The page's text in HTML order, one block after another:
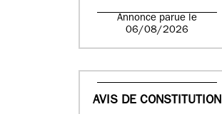
Annonce parue le
06/08/2026
AVIS DE CONSTITUTION